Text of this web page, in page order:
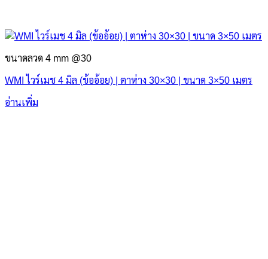
ขนาดลวด 4 mm @30
WMI ไวร์เมช 4 มิล (ข้ออ้อย) | ตาห่าง 30×30 | ขนาด 3×50 เมตร
อ่านเพิ่ม